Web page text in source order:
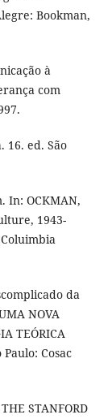
Bookman,
à
com
16. ed. São
In: OCKMAN,
1943-
da
NOVA
TEÓRICA
Paulo: Cosac
STANFORD